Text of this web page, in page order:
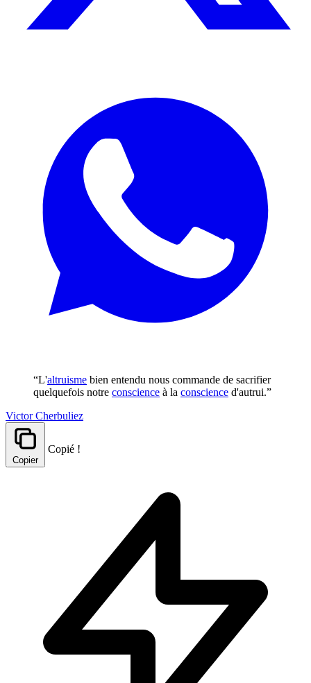
“L'altruisme bien entendu nous commande de sacrifier
quelquefois notre conscience à la conscience d'autrui.”
Victor Cherbuliez
Copier
Copié !